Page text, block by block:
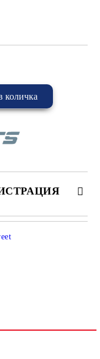
данни
ден.